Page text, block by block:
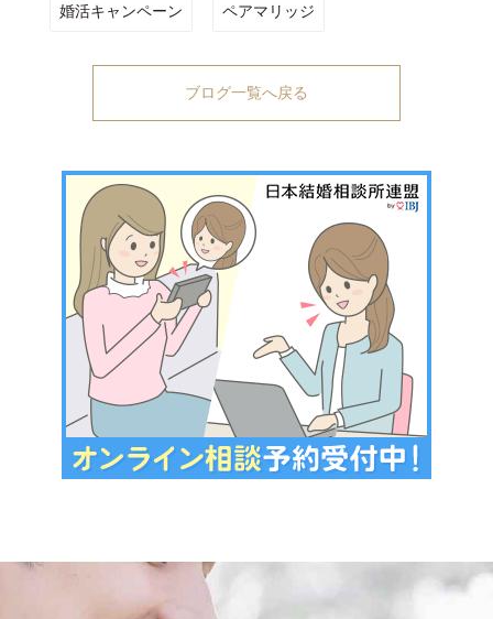
婚活キャンペーン ペアマリッジ
ブログ一覧へ戻る